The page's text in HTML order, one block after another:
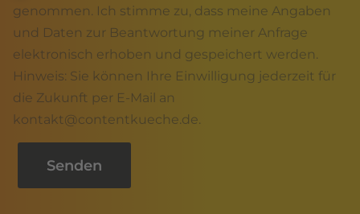
genommen. Ich stimme zu, dass meine Angaben
und Daten zur Beantwortung meiner Anfrage
elektronisch erhoben und gespeichert werden.
Hinweis: Sie können Ihre Einwilligung jederzeit für
die Zukunft per E-Mail an
kontakt@contentkueche.de.
Senden